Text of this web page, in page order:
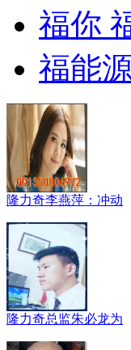
福你
福能
隆力奇李燕萍：冲动
隆力奇总监朱必龙为